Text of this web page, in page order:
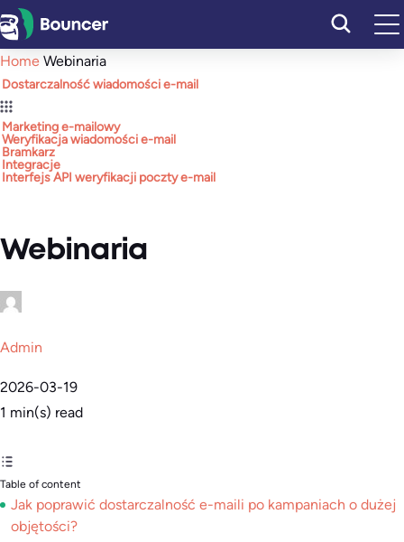
Przejdź
do
treści
Home Webinaria
Dostarczalność wiadomości e-mail
Marketing e-mailowy
Weryfikacja wiadomości e-mail
Bramkarz
Integracje
Interfejs API weryfikacji poczty e-mail
Webinaria
Admin
2026-03-19
1 min(s) read
Table of content
Jak poprawić dostarczalność e-maili po kampaniach o dużej
objętości?